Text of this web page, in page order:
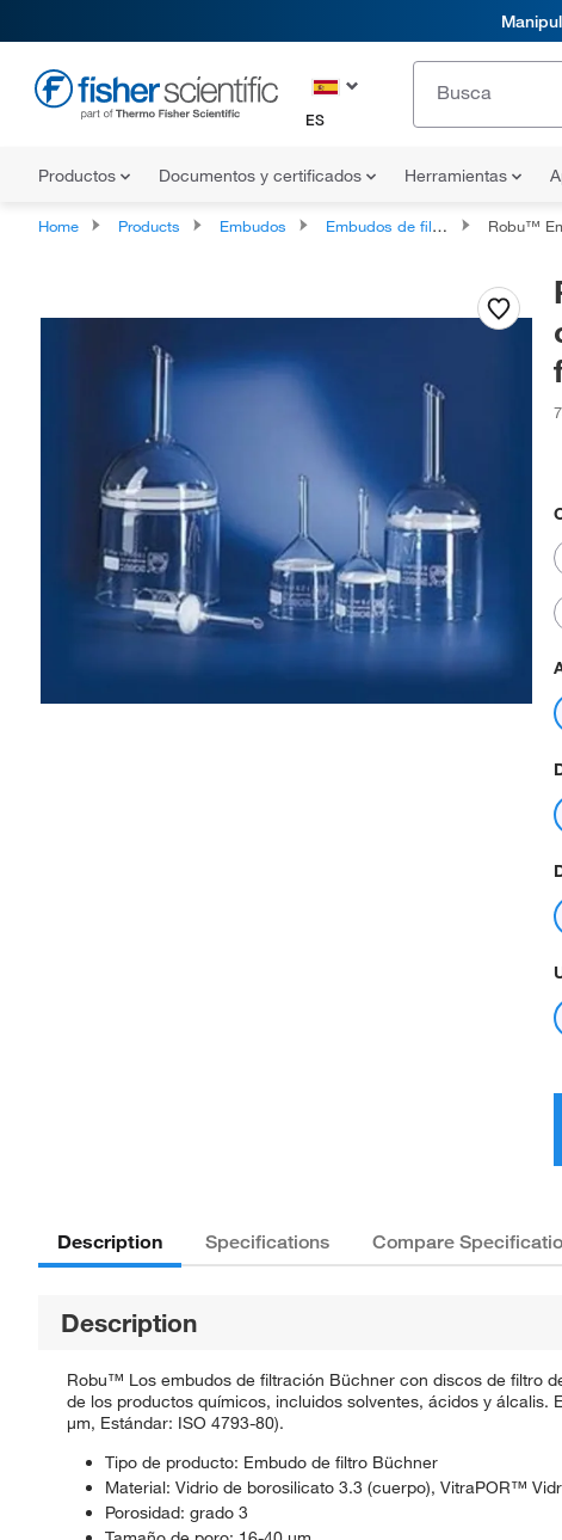
ES
Productos Documentos y certificados Herramientas
Home Products Embudos Embudos de filtración Robu™ Embudos de
Description Specifications Compare
Description
Robu™ Los embudos de filtración Büchner con discos de filtro
de los productos químicos, incluidos solventes, ácidos y
μm, Estándar: ISO 4793-80).
Tipo de producto: Embudo de filtro Büchner
Material: Vidrio de borosilicato 3.3 (cuerpo), VitraPOR™
Porosidad: grado 3